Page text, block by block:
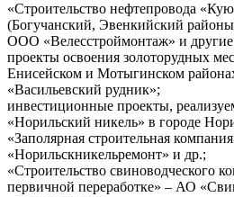
«Строительство нефтепровода
(Богучанский, Эвенкийский
ООО «Велесстроймонтаж» и другие
проекты освоения золоторудных
Енисейском и Мотыгинском
«Васильевский рудник»;
инвестиционные проекты,
«Норильский никель» в городе
«Заполярная строительная
«Норильскникельремонт» и др.;
«Строительство свиноводческого
первичной переработке» – АО